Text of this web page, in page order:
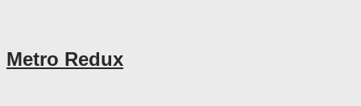
Metro Redux